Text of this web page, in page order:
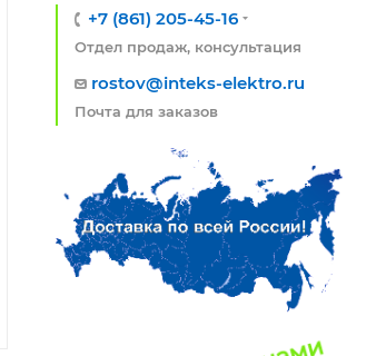
+7 (861) 205-45-16
Отдел продаж, консультация
rostov@inteks-elektro.ru
Почта для заказов